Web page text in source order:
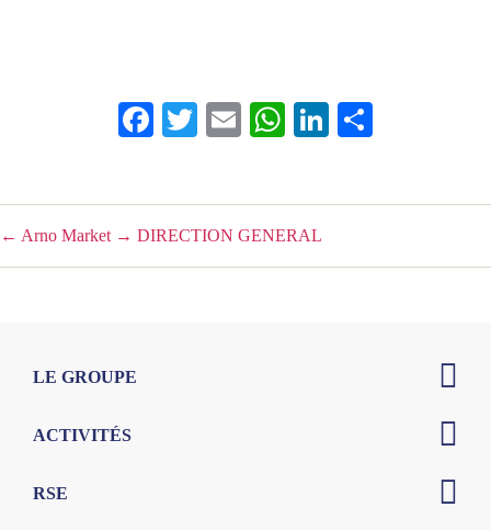
Facebook
TwitterEmailWhatsApp
LinkedIn
← Arno Market → DIRECTION GENERAL
LE GROUPE
ACTIVITÉS
RSE